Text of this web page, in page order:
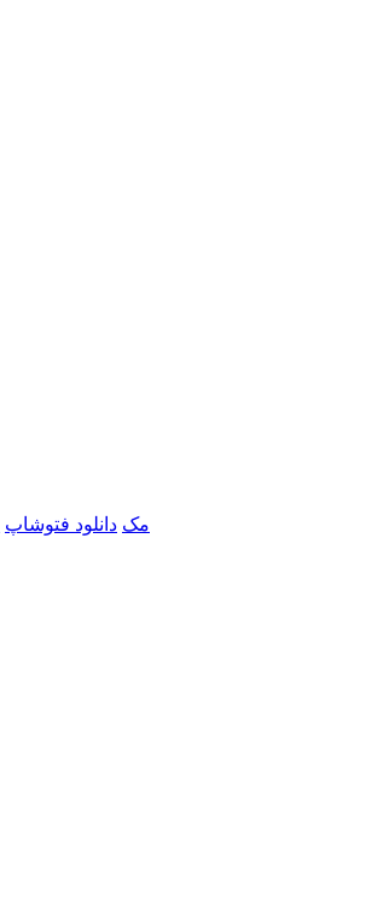
برنامه‌های Adobe مک دانلود فتوشاپ